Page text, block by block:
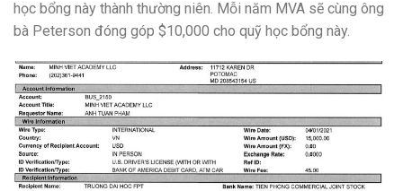
học bổng này thành thường niên. Mỗi năm MVA sẽ cùng ông
bà Peterson đóng góp $10,000 cho quỹ học bổng này.